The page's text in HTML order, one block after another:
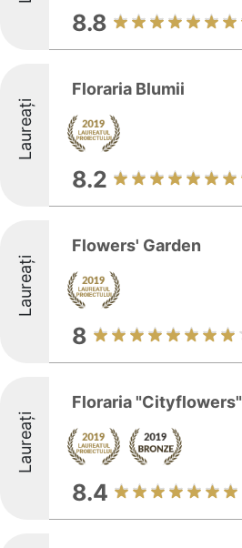
8.8
Laureați
Floraria Blumii
8.2
Laureați
Flowers' Garden
8
Laureați
Floraria "Cityflowers"
8.4